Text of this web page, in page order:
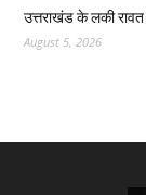
उत्तराखंड के लकी
August 5, 2026